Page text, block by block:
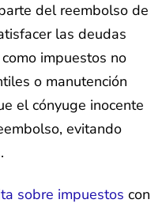
del reembolso de
las deudas
impuestos no
o manutención
el cónyuge inocente
evitando
sobre impuestos con